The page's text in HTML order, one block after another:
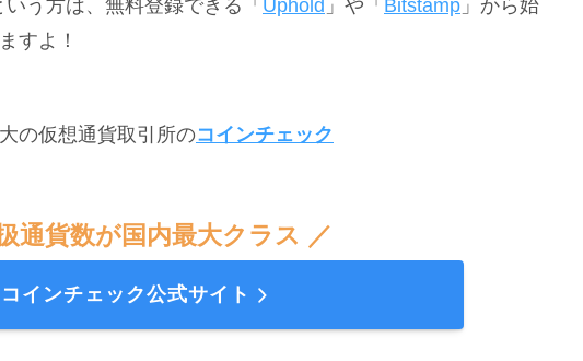
う方は、無料登録できる「 Uphold 」や「 Bitstamp 」から始
すよ！
の仮想通貨取引所のコインチェック
通貨数が国内最大クラス ／
コインチェック公式サイト